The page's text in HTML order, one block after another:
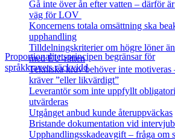
Proportionalitetsprincipen begränsar för
språkkravets räckvidd
Gå inte över ån efter vatten – därför
väg för LOV
Koncernens totala omsättning ska
upphandling
Tilldelningskriterier om högre löner
med EU‑rätten
Tekniska krav behöver inte
kräver ”eller likvärdigt”
Leverantör som inte uppfyllt
utvärderas
Utgånget anbud kunde återuppväckas
Bristande dokumentation vid
Upphandlingsskadeavgift – fråga om